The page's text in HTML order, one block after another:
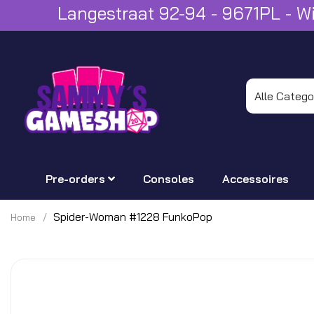
Langestraat 92-94 - 9671PL -
Pre-orders Consoles Accessoires
Home Spider-Woman #1228 FunkoPop